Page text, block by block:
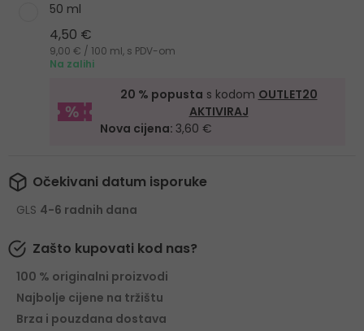
50 ml
4,50 €
9,00 € / 100 ml, s PDV-om
Na zalihi
20 % popusta s kodom OUTLET20
AKTIVIRAJ
Nova cijena: 3,60 €
Očekivani datum isporuke
GLS 4-6 radnih dana
Zašto kupovati kod nas?
100 % originalni proizvodi
Najbolje cijene na tržištu
Brza i pouzdana dostava